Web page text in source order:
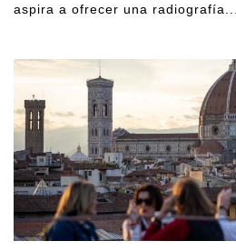
aspira a ofrecer una radiografía...